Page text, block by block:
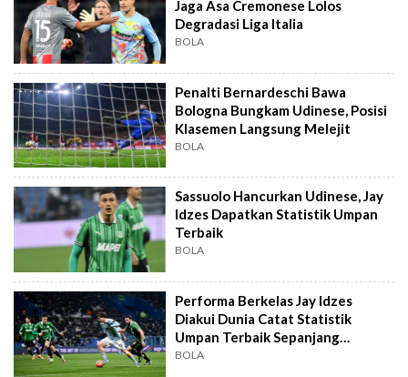
Jaga Asa Cremonese Lolos
Degradasi Liga Italia
BOLA
Penalti Bernardeschi Bawa
Bologna Bungkam Udinese, Posisi
Klasemen Langsung Melejit
BOLA
Sassuolo Hancurkan Udinese, Jay
Idzes Dapatkan Statistik Umpan
Terbaik
BOLA
Performa Berkelas Jay Idzes
Diakui Dunia Catat Statistik
Umpan Terbaik Sepanjang
Sassuolo vs Udinese
BOLA